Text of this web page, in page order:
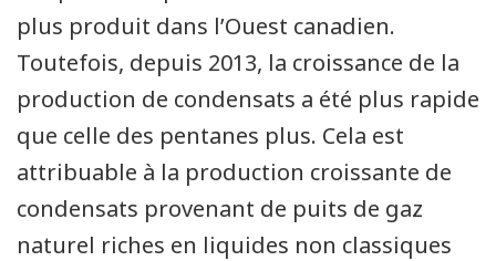
plus produit dans l’Ouest canadien.
Toutefois, depuis 2013, la croissance de la
production de condensats a été plus rapide
que celle des pentanes plus. Cela est
attribuable à la production croissante de
condensats provenant de puits de gaz
naturel riches en liquides non classiques